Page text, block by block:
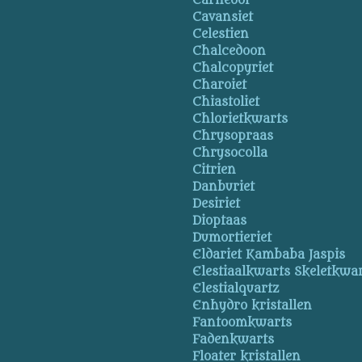
Cavansiet
Celestien
Chalcedoon
Chalcopyriet
Charoiet
Chiastoliet
Chlorietkwarts
Chrysopraas
Chrysocolla
Citrien
Danburiet
Desiriet
Dioptaas
Dumortieriet
Eldariet Kambaba Jaspis
Elestiaalkwarts
Elestialquartz
Enhydro kristallen
Fantoomkwarts
Fadenkwarts
Floater kristallen